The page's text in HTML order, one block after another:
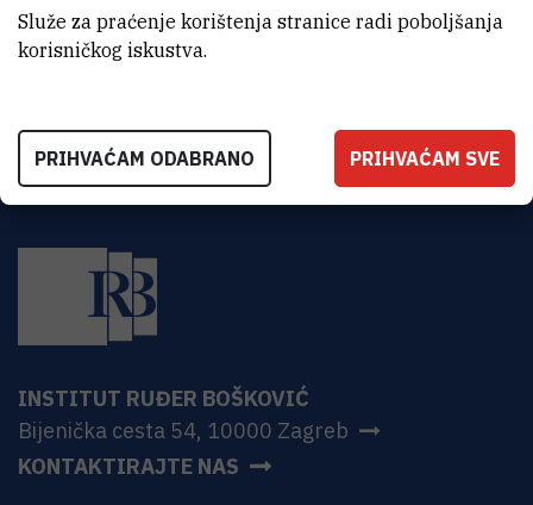
Institut Ruđer Bošković
Bijenička 54
HR-10000 Zagreb
INSTITUT RUĐER BOŠKOVIĆ
Bijenička cesta 54, 10000 Zagreb
KONTAKTIRAJTE NAS
Služe za praćenje korištenja stranice radi poboljšanja
korisničkog iskustva.
PRIHVAĆAM ODABRANO PRIHVAĆAM SVE